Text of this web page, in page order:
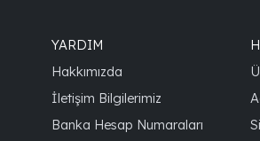
YARDIM
Hakkımızda
İletişim Bilgilerimiz
Banka Hesap Numaraları